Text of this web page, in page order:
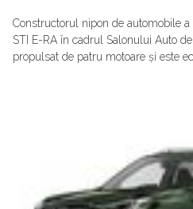
Constructorul nipon de automobile
STI E-RA în cadrul Salonului Auto
propulsat de patru motoare și este